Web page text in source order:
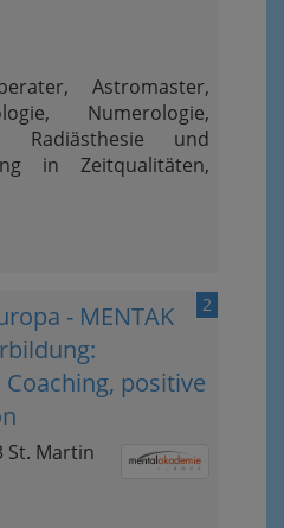
Astromaster,
Numerologie,
Radiästhesie und
in Zeitqualitäten,
2
- MENTAK
positive
St. Martin